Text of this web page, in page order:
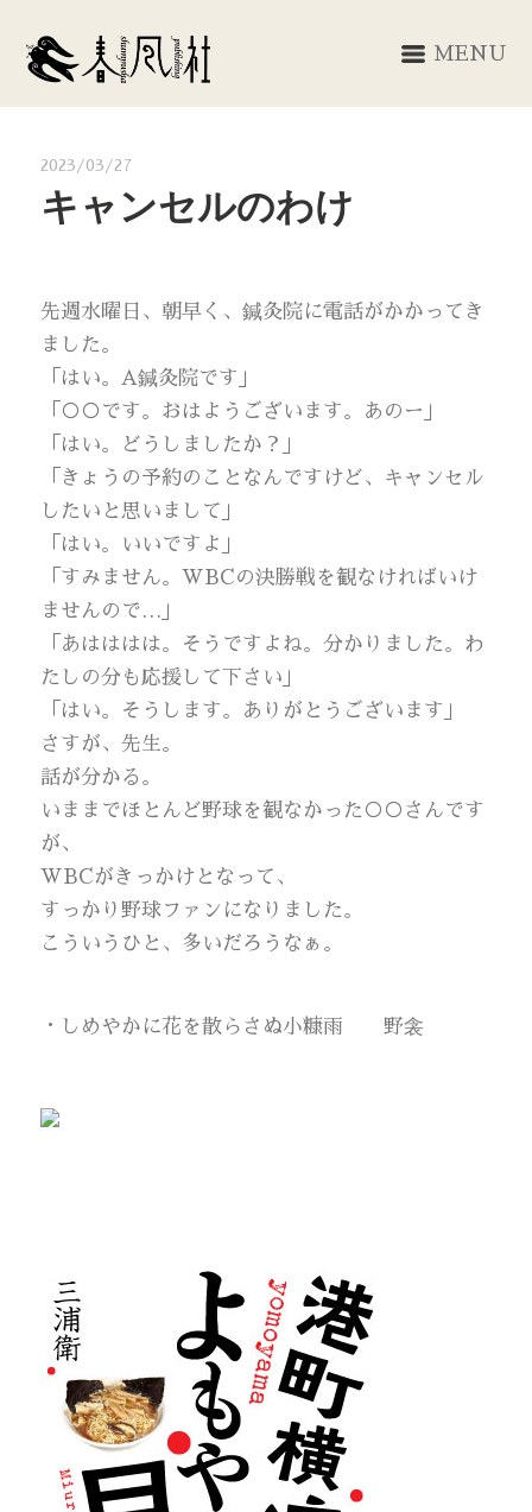
MENU
2023/03/27
キャンセルのわけ
先週水曜日、朝早く、鍼灸院に電話がかかってき
ました。
「はい。A鍼灸院です」
「○○です。おはようございます。あのー」
「はい。どうしましたか？」
「きょうの予約のことなんですけど、キャンセル
したいと思いまして」
「はい。いいですよ」
「すみません。WBCの決勝戦を観なければいけ
ませんので…」
「あはははは。そうですよね。分かりました。わ
たしの分も応援して下さい」
「はい。そうします。ありがとうございます」
さすが、先生。
話が分かる。
いままでほとんど野球を観なかった○○さんです
が、
WBCがきっかけとなって、
すっかり野球ファンになりました。
こういうひと、多いだろうなぁ。
・しめやかに花を散らさぬ小糠雨 野衾